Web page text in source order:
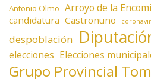
Antonio Olmo Arroyo de la
candidatura Castronuño
despoblación
elecciones Elecciones
Grupo Provincial